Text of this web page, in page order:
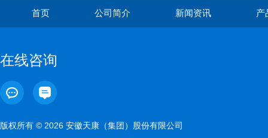
首页 公司简介 新闻资讯 产
在线咨询
版权所有 © 2026 安徽天康（集团）股份有限公司